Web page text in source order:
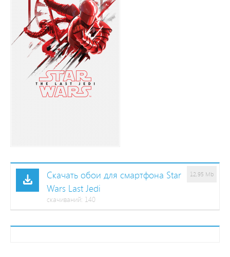
Скачать обои для смартфона Star
Wars Last Jedi
cкачиваний: 140
12,95 Mb